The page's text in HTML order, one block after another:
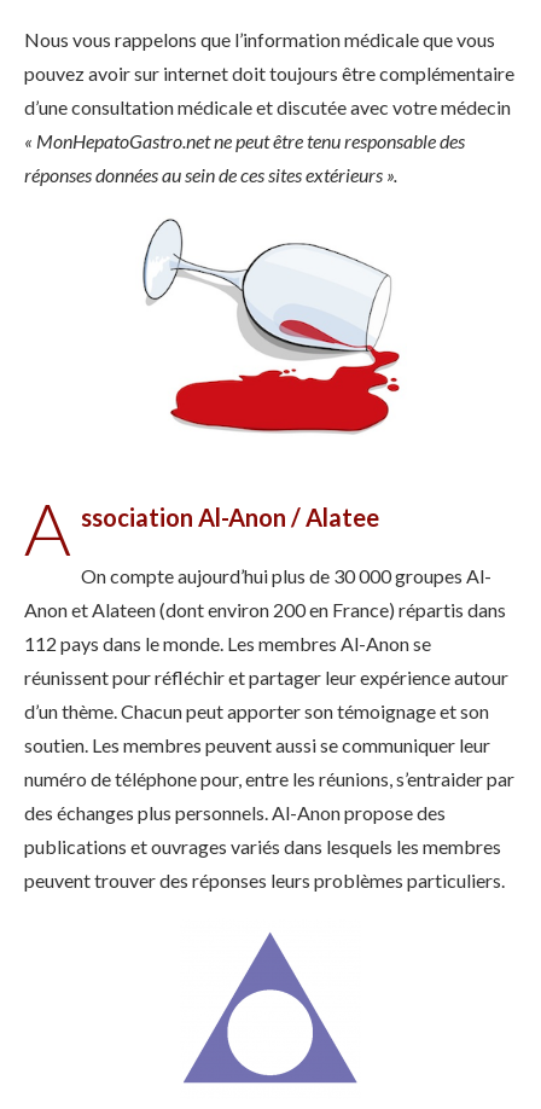
Nous vous rappelons que l’information médicale que vous
pouvez avoir sur internet doit toujours être complémentaire
d’une consultation médicale et discutée avec votre médecin
« MonHepatoGastro.net ne peut être tenu responsable des
réponses données au sein de ces sites extérieurs ».
A ssociation Al-Anon / Alatee
On compte aujourd’hui plus de 30 000 groupes Al-
Anon et Alateen (dont environ 200 en France) répartis dans
112 pays dans le monde. Les membres Al-Anon se
réunissent pour réfléchir et partager leur expérience autour
d’un thème. Chacun peut apporter son témoignage et son
soutien. Les membres peuvent aussi se communiquer leur
numéro de téléphone pour, entre les réunions, s’entraider par
des échanges plus personnels. Al-Anon propose des
publications et ouvrages variés dans lesquels les membres
peuvent trouver des réponses leurs problèmes particuliers.